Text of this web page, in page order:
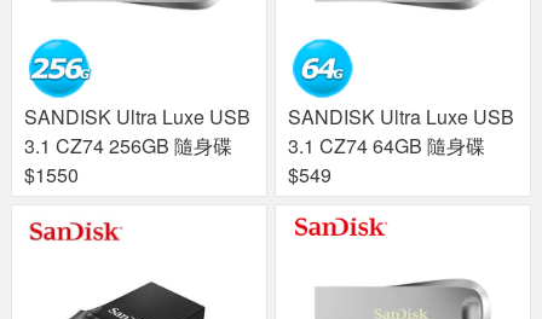
SANDISK Ultra Luxe USB
3.1 CZ74 256GB 隨身碟
$1550
SANDISK Ultra Luxe USB
3.1 CZ74 64GB 隨身碟
$549